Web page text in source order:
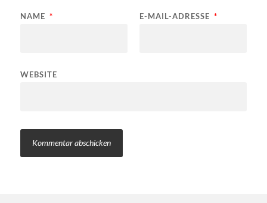
NAME * E-MAIL-ADRESSE *
WEBSITE